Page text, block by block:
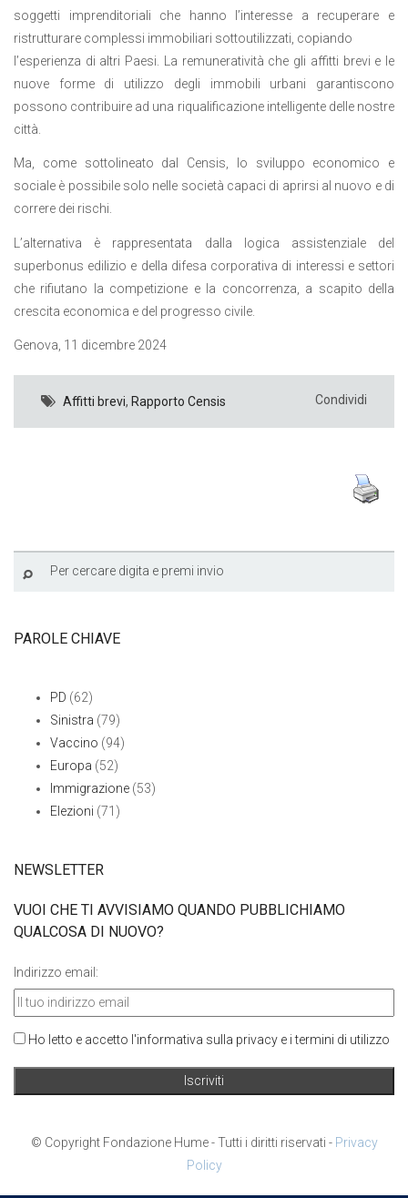
soggetti imprenditoriali che hanno l’interesse a recuperare e
ristrutturare complessi immobiliari sottoutilizzati, copiando
l’esperienza di altri Paesi. La remuneratività che gli affitti brevi e le
nuove forme di utilizzo degli immobili urbani garantiscono
possono contribuire ad una riqualificazione intelligente delle nostre
città.
Ma, come sottolineato dal Censis, lo sviluppo economico e
sociale è possibile solo nelle società capaci di aprirsi al nuovo e di
correre dei rischi.
L’alternativa è rappresentata dalla logica assistenziale del
superbonus edilizio e della difesa corporativa di interessi e settori
che rifiutano la competizione e la concorrenza, a scapito della
crescita economica e del progresso civile.
Genova, 11 dicembre 2024
Affitti brevi, Rapporto Censis Condividi
PAROLE CHIAVE
PD (62)
Sinistra (79)
Vaccino (94)
Europa (52)
Immigrazione (53)
Elezioni (71)
NEWSLETTER
VUOI CHE TI AVVISIAMO QUANDO PUBBLICHIAMO
QUALCOSA DI NUOVO?
Indirizzo email:
Ho letto e accetto l'informativa sulla privacy e i termini di utilizzo
© Copyright Fondazione Hume - Tutti i diritti riservati - Privacy
Policy